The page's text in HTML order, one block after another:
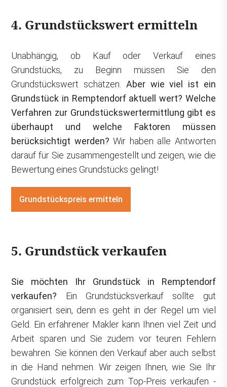
4. Grundstückswert ermitteln
Unabhängig, ob Kauf oder Verkauf eines
Grundstücks, zu Beginn müssen Sie den
Grundstückswert schätzen. Aber wie viel ist ein
Grundstück in Remptendorf aktuell wert? Welche
Verfahren zur Grundstückswertermittlung gibt es
überhaupt und welche Faktoren müssen
berücksichtigt werden? Wir haben alle Antworten
darauf für Sie zusammengestellt und zeigen, wie die
Bewertung eines Grundstücks gelingt!
Grundstückspreis ermitteln
5. Grundstück verkaufen
Sie möchten Ihr Grundstück in Remptendorf
verkaufen? Ein Grundstücksverkauf sollte gut
organisiert sein, denn es geht in der Regel um viel
Geld. Ein erfahrener Makler kann Ihnen viel Zeit und
Arbeit sparen und Sie zudem vor teuren Fehlern
bewahren. Sie können den Verkauf aber auch selbst
in die Hand nehmen. Wir zeigen Ihnen, wie Sie Ihr
Grundstück erfolgreich zum Top-Preis verkaufen -